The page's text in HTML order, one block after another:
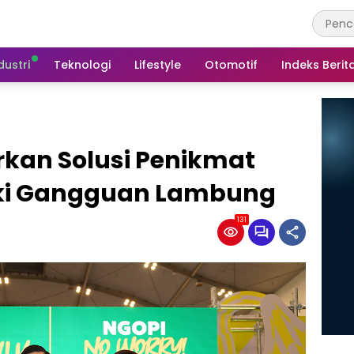
Teknologi Lifestyle Otomotif Indeks
Solusi Penikmat
Gangguan Lambung
131